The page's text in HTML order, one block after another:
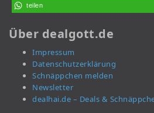
teilen
Über dealgott.de
Impressum
Datenschutzerklärung
Schnäppchen melden
Newsletter
dealhai.de – Deals &